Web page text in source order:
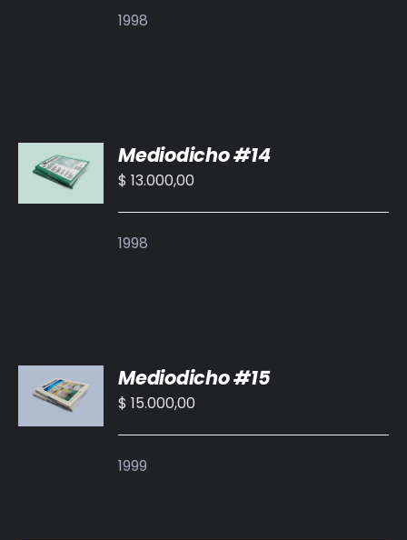
1998
AL
CARRITO
/
Mediodicho #14
$ 13.000,00
1998
AL
CARRITO
/
Mediodicho #15
$ 15.000,00
1999